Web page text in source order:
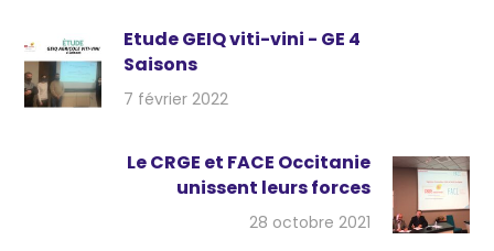
Etude GEIQ viti-vini - GE 4
Saisons
7 février 2022
Le CRGE et FACE Occitanie
unissent leurs forces
28 octobre 2021